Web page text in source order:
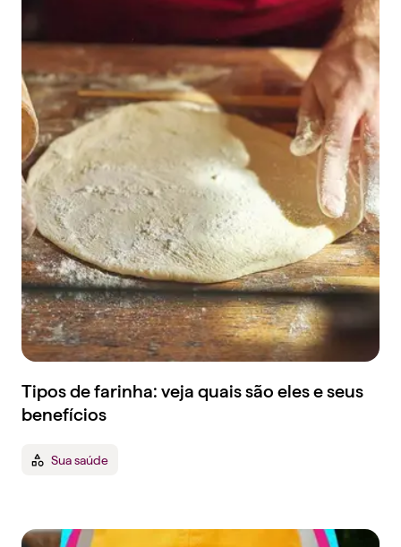
Tipos de farinha: veja quais são eles e seus
benefícios
Sua saúde